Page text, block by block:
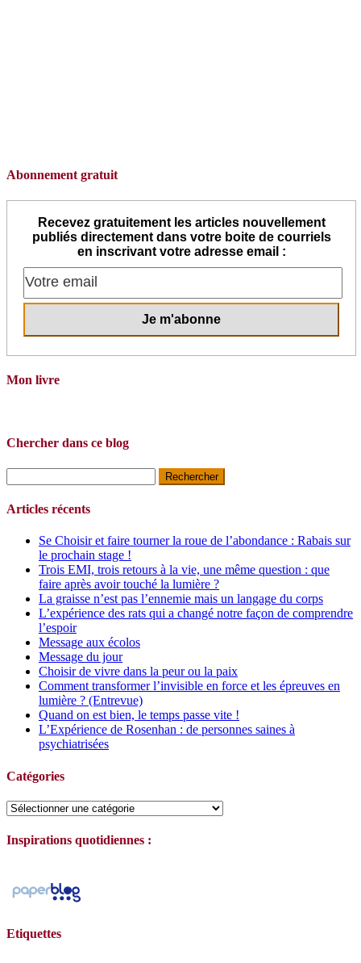
Abonnement gratuit
Recevez gratuitement les articles nouvellement
publiés directement dans votre boite de courriels
en inscrivant votre adresse email :
Mon livre
Chercher dans ce blog
Articles récents
Se Choisir et faire tourner la roue de l’abondance : Rabais sur
le prochain stage !
Trois EMI, trois retours à la vie, une même question : que
faire après avoir touché la lumière ?
La graisse n’est pas l’ennemie mais un langage du corps
L’expérience des rats qui a changé notre façon de comprendre
l’espoir
Message aux écolos
Message du jour
Choisir de vivre dans la peur ou la paix
Comment transformer l’invisible en force et les épreuves en
lumière ? (Entrevue)
Quand on est bien, le temps passe vite !
L’Expérience de Rosenhan : de personnes saines à
psychiatrisées
Catégories
Catégories
Inspirations quotidiennes :
Etiquettes